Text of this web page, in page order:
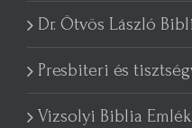
Dr. Ötvös László
Presbiteri és
Vizsolyi Biblia